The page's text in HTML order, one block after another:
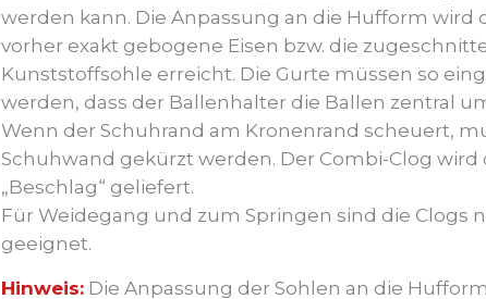
werden kann. Die Anpassung an die Hufform wird
vorher exakt gebogene Eisen bzw. die
Kunststoffsohle erreicht. Die Gurte müssen so
werden, dass der Ballenhalter die Ballen zentral
Wenn der Schuhrand am Kronenrand scheuert,
Schuhwand gekürzt werden. Der Combi-Clog wird
„Beschlag“ geliefert.
Für Weidegang und zum Springen sind die Clogs
geeignet.
Hinweis: Die Anpassung der Sohlen an die